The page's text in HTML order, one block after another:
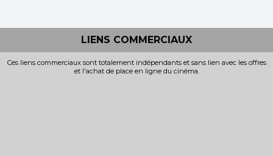
LIENS COMMERCIAUX
Ces liens commerciaux sont totalement indépendants et sans lien avec les offres
et l'achat de place en ligne du cinéma.